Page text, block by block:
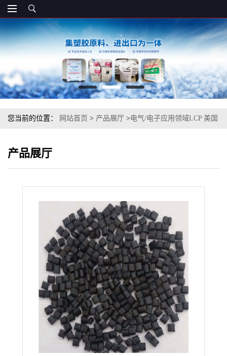
您当前的位置： 网站首页 > 产品展厅 >电气/电子应用领域LCP 美国
产品展厅